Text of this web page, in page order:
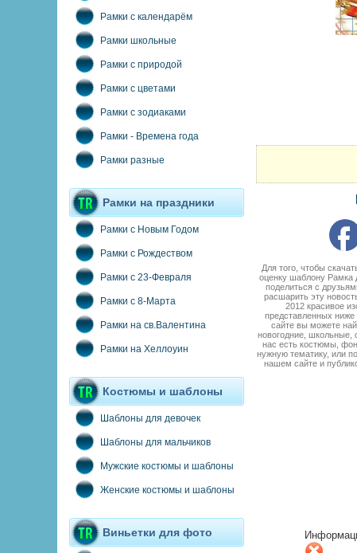
Рамки с календарём
Рамки школьные
Рамки с природой
Рамки с цветами
Рамки с зодиаками
Рамки - Времена года
Рамки разные
Рамки на праздники
Рамки с Новым Годом
Рамки с Рождеством
Рамки с 23-Февраля
Рамки с 8-Марта
Рамки на св.Валентина
Рамки на Хеллоуин
Костюмы и шаблоны
Шаблоны для девочек
Шаблоны для мальчиков
Мужские костюмы и шаблоны
Женские костюмы и шаблоны
Виньетки для фото
Для того, чтобы
оценку шаблону Рамка
поделиться с
расшарить эту
2012 красивое
представленных
сайте вы можете
новогодние, школьные,
нас есть костюмы,
нужную тематику, или
нашем сайте и